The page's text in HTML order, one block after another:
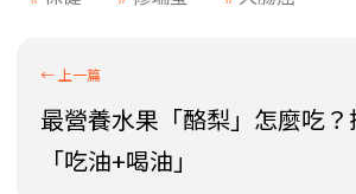
最營養水果「酪梨」怎麼吃
「吃油+喝油」